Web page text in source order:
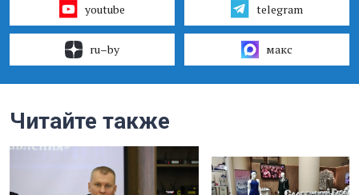
youtube telegram
ru–by макс
Читайте также